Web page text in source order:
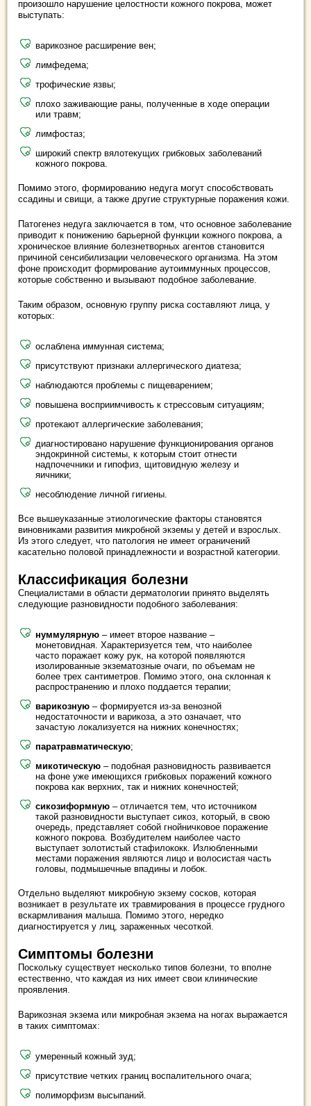
произошло нарушение целостности кожного покрова, может
выступать:
варикозное расширение вен;
лимфедема;
трофические язвы;
плохо заживающие раны, полученные в ходе операции
или травм;
лимфостаз;
широкий спектр вялотекущих грибковых заболеваний
кожного покрова.
Помимо этого, формированию недуга могут способствовать
ссадины и свищи, а также другие структурные поражения кожи.
Патогенез недуга заключается в том, что основное заболевание
приводит к понижению барьерной функции кожного покрова, а
хроническое влияние болезнетворных агентов становится
причиной сенсибилизации человеческого организма. На этом
фоне происходит формирование аутоиммунных процессов,
которые собственно и вызывают подобное заболевание.
Таким образом, основную группу риска составляют лица, у
которых:
ослаблена иммунная система;
присутствуют признаки аллергического диатеза;
наблюдаются проблемы с пищеварением;
повышена восприимчивость к стрессовым ситуациям;
протекают аллергические заболевания;
диагностировано нарушение функционирования органов
эндокринной системы, к которым стоит отнести
надпочечники и гипофиз, щитовидную железу и
яичники;
несоблюдение личной гигиены.
Все вышеуказанные этиологические факторы становятся
виновниками развития микробной экземы у детей и взрослых.
Из этого следует, что патология не имеет ограничений
касательно половой принадлежности и возрастной категории.
Классификация болезни
Специалистами в области дерматологии принято выделять
следующие разновидности подобного заболевания:
нуммулярную – имеет второе название –
монетовидная. Характеризуется тем, что наиболее
часто поражает кожу рук, на которой появляются
изолированные экзематозные очаги, по объемам не
более трех сантиметров. Помимо этого, она склонная к
распространению и плохо поддается терапии;
варикозную – формируется из-за венозной
недостаточности и варикоза, а это означает, что
зачастую локализуется на нижних конечностях;
паратравматическую;
микотическую – подобная разновидность развивается
на фоне уже имеющихся грибковых поражений кожного
покрова как верхних, так и нижних конечностей;
сикозиформную – отличается тем, что источником
такой разновидности выступает сикоз, который, в свою
очередь, представляет собой гнойничковое поражение
кожного покрова. Возбудителем наиболее часто
выступает золотистый стафилококк. Излюбленными
местами поражения являются лицо и волосистая часть
головы, подмышечные впадины и лобок.
Отдельно выделяют микробную экзему сосков, которая
возникает в результате их травмирования в процессе грудного
вскармливания малыша. Помимо этого, нередко
диагностируется у лиц, зараженных чесоткой.
Симптомы болезни
Поскольку существует несколько типов болезни, то вполне
естественно, что каждая из них имеет свои клинические
проявления.
Варикозная экзема или микробная экзема на ногах выражается
в таких симптомах:
умеренный кожный зуд;
присутствие четких границ воспалительного очага;
полиморфизм высыпаний.